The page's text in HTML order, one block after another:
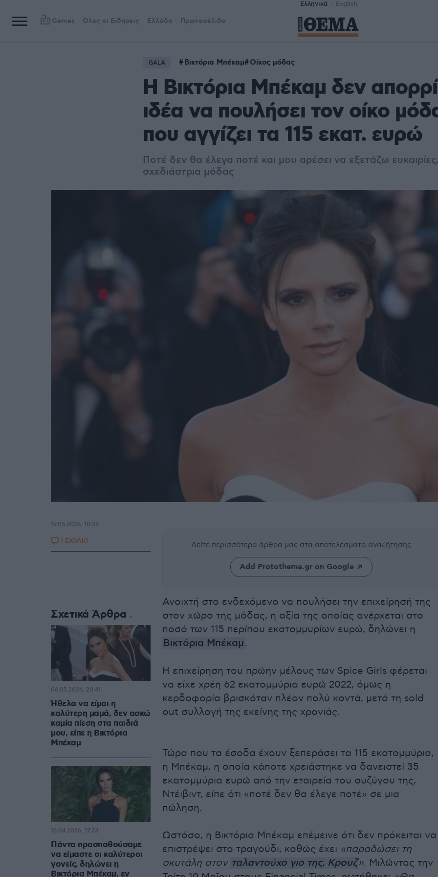
Ελληνικά English
Games Όλες οι Ειδήσεις Ελλάδα Πρωτοσέλιδα
GALA Βικτόρια Μπέκαμ Οίκος μόδας
H Βικτόρια Μπέκαμ δεν
ιδέα να πουλήσει τον οίκο
που αγγίζει τα 115 εκατ. ευρώ
Ποτέ δεν θα έλεγα ποτέ και μου αρέσει να εξετάζω
σχεδιάστρια μόδας
Δείτε περισσότερα άρθρα μας στα αποτελέσματα αναζήτησης
Add Protothema.gr on Google
Ανοιχτή στο ενδεχόμενο να πουλήσει την επιχείρησή της
στον χώρο της μόδας, η αξία της οποίας ανέρχεται στο
ποσό των 115 περίπου εκατομμυρίων ευρώ, δηλώνει η
Βικτόρια Μπέκαμ.
Η επιχείρηση του πρώην μέλους των Spice Girls φέρεται
να είχε χρέη 62 εκατομμύρια ευρώ 2022, όμως η
κερδοφορία βρισκόταν πλέον πολύ κοντά, μετά τη sold
out συλλογή της εκείνης της χρονιάς.
Τώρα που τα έσοδα έχουν ξεπεράσει τα 115 εκατομμύρια,
η Μπέκαμ, η οποία κάποτε χρειάστηκε να δανειστεί 35
εκατομμύρια ευρώ από την εταιρεία του συζύγου της,
Ντέιβιντ, είπε ότι «ποτέ δεν θα έλεγε ποτέ» σε μια
πώληση.
Ωστόσο, η Βικτόρια Μπέκαμ επέμεινε ότι δεν πρόκειται να
επιστρέψει στο τραγούδι, καθώς έχει «παραδώσει τη
σκυτάλη στον ταλαντούχο γιο της, Κρουζ». Μιλώντας την
19.05.2026, 18:26
1 ΣΧΟΛΙΟ
Σχετικά Άρθρα
Ήθελα να είμαι η
καλύτερη μαμά, δεν ασκώ
καμία πίεση στα παιδιά
μου, είπε η Βικτόρια
Μπέκαμ
06.05.2026, 20:41
Πάντα προσπαθούσαμε
να είμαστε οι καλύτεροι
γονείς, δηλώνει η
Βικτόρια Μπέκαμ, εν
16.04.2026, 17:23